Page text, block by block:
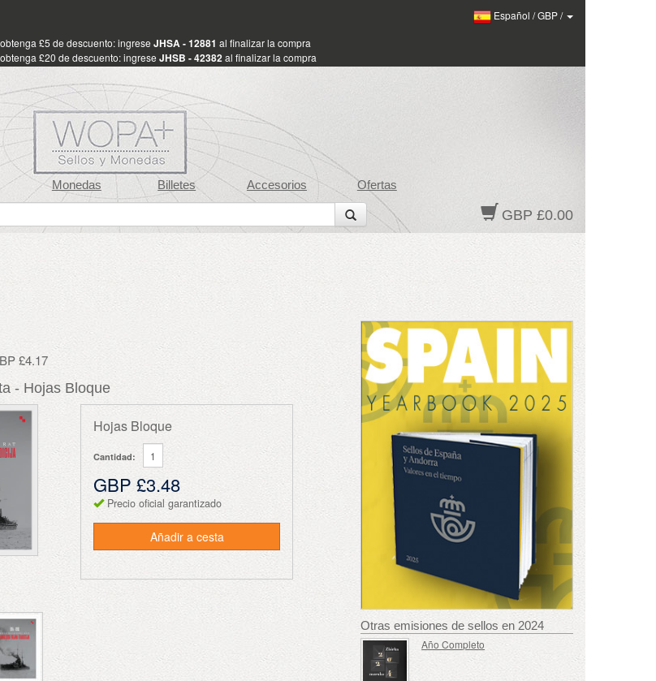
Español /GBP/
£5 de descuento: ingrese JHSA - 12881 al finalizar la compra
£20 de descuento: ingrese JHSB - 42382al finalizar la compra
Monedas Billetes Accesorios Ofertas
GBP £0.00
£4.17
- Hojas Bloque
Hojas Bloque
Cantidad:
GBP £3.48
Precio oficial garantizado
Añadir a cesta
Otras emisiones de sellos en 2024
Año Completo